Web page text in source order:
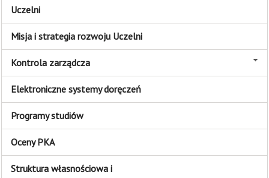
Uczelni
Misja i strategia rozwoju Uczelni
Kontrola zarządcza
Elektroniczne systemy doręczeń
Programy studiów
Oceny PKA
Struktura własnościowa i